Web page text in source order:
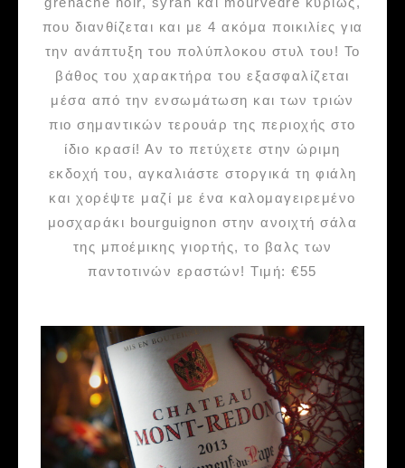
που διανθίζεται και με 4 ακόμα ποικιλίες για
την ανάπτυξη του πολύπλοκου στυλ του! Το
βάθος του χαρακτήρα του εξασφαλίζεται
μέσα από την ενσωμάτωση και των τριών
πιο σημαντικών τερουάρ της περιοχής στο
ίδιο κρασί! Αν το πετύχετε στην ώριμη
εκδοχή του, αγκαλιάστε στοργικά τη φιάλη
και χορέψτε μαζί με ένα καλομαγειρεμένο
μοσχαράκι bourguignon στην ανοιχτή σάλα
της μποέμικης γιορτής, το βαλς των
παντοτινών εραστών! Τιμή: €55